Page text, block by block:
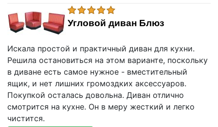
Угловой диван Блюз
Искала простой и практичный диван для кухни.
Решила остановиться на этом варианте, поскольку
в диване есть самое нужное - вместительный
ящик, и нет лишних громоздких аксессуаров.
Покупкой осталась довольна. Диван отлично
смотрится на кухне. Он в меру жесткий и легко
чистится.